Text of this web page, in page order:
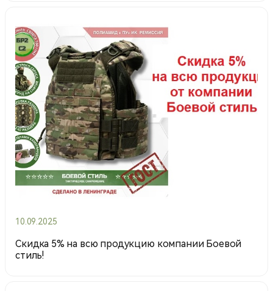
10.09.2025
Скидка 5% на всю продукцию компании Боевой
стиль!